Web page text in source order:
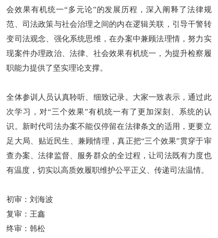
会效果有机统一“多元论”的发展历程，深入阐释了法律规
范、司法政策与社会治理之间的内在逻辑关联，引导干警转
变司法观念、强化系统思维，在办案中兼顾法理情，努力实
现案件办理政治、法律、社会效果有机统一，为提升检察履
职能力提供了坚实理论支撑。
全体参训人员认真聆听、细致记录。大家一致表示，通过此
次学习，对“三个效果”有机统一有了更加深刻、系统的认
识。新时代司法办案不能仅停留在法律条文的适用，更要立
足大局、贴近民生、兼顾情理，真正把“三个效果”贯穿于审
查办案、法律监督、服务群众的全过程，让司法既有力度也
有温度，切实以高质效履职维护公平正义、传递司法温情。
初审：刘海波
复审：王鑫
终审：韩松